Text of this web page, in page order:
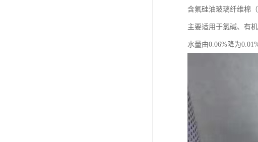
含氟硅油玻璃纤维棉
主要适用于氯碱、有
水量由0.06%降为